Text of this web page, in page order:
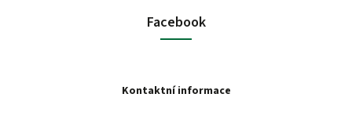
Facebook
Kontaktní informace